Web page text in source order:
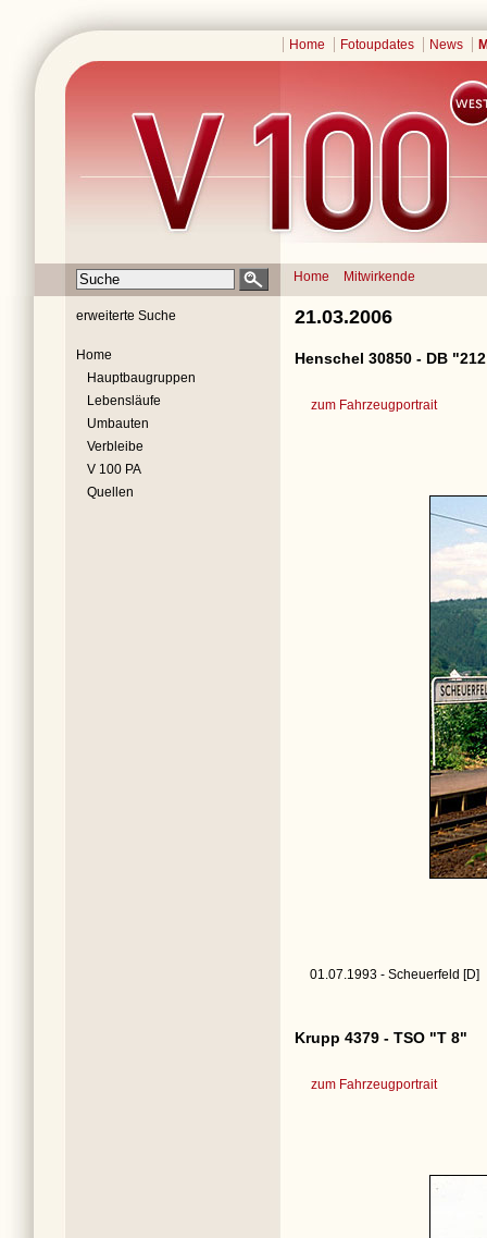
Home Fotoupdates News
Home Mitwirkende
erweiterte Suche
Home
Hauptbaugruppen
Lebensläufe
Umbauten
Verbleibe
V 100 PA
Quellen
21.03.2006
Henschel 30850 - DB
zum Fahrzeugportrait
01.07.1993 - Scheuerfeld [D]
Krupp 4379 - TSO "T 8"
zum Fahrzeugportrait